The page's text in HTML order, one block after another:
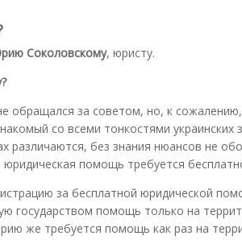
Соколовскому, юристу.
обращался за советом, но, к
со всеми тонкостями украинских
различаются, без знания нюансов не
помощь требуется
за бесплатной юридической
государством помощь только на
же требуется помощь как раз на